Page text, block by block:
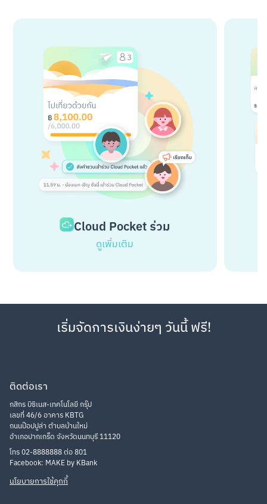
Cloud Pocket ร่วม
ดูเพิ่มเติม
ติดต่อเรา
กสิกร บิซิเนส-เทคโนโลยี กรุ๊ป
เลขที่ 46/6 อาคาร KBTG
ถนนป๊อปปูล่า ตำบลบ้านใหม่
อำเภอปากเกร็ด จังหวัดนนทบุรี 11120
โทร 02-8888888 ต่อ 801
Facebook: MAKE by KBank
นโยบายการใช้คุกกี้
เริ่มจัดการเงินง่ายๆ วันนี้ ฟรี!